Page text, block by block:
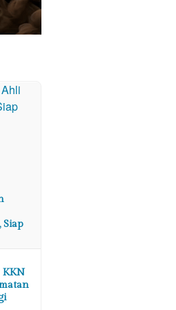
Siap
KKN